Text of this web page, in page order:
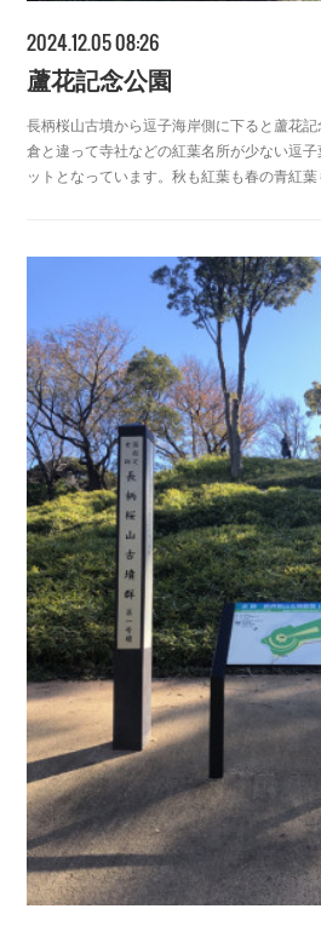
2024.12.05 08:26
蘆花記念公園
長柄桜山古墳から逗子海岸側に下ると蘆花
倉と違って寺社などの紅葉名所が少ない逗
ットとなっています。秋も紅葉も春の青紅